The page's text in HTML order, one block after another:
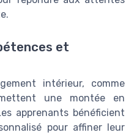
et
intérieur, comme
une montée en
apprenants bénéficient
pour affiner leur